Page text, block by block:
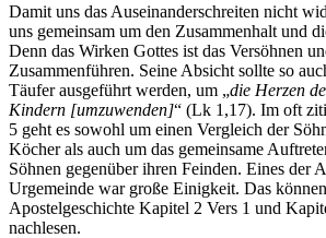
Damit uns das Auseinanderschreiten nicht
uns gemeinsam um den Zusammenhalt und
Denn das Wirken Gottes ist das Versöhnen
Zusammenführen. Seine Absicht sollte so
Täufer ausgeführt werden, um „die Herzen
Kindern [umzuwenden]“ (Lk 1,17). Im oft
5 geht es sowohl um einen Vergleich der
Köcher als auch um das gemeinsame
Söhnen gegenüber ihren Feinden. Eines der
Urgemeinde war große Einigkeit. Das
Apostelgeschichte Kapitel 2 Vers 1 und
nachlesen.